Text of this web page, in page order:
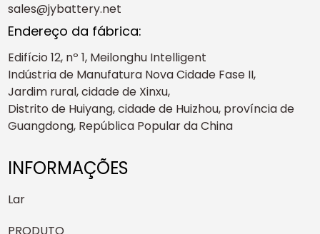
sales@jybattery.net
Endereço da fábrica:
Edifício 12, nº 1, Meilonghu Intelligent
Indústria de Manufatura Nova Cidade Fase II,
Jardim rural, cidade de Xinxu,
Distrito de Huiyang, cidade de Huizhou, província de
Guangdong, República Popular da China
INFORMAÇÕES
Lar